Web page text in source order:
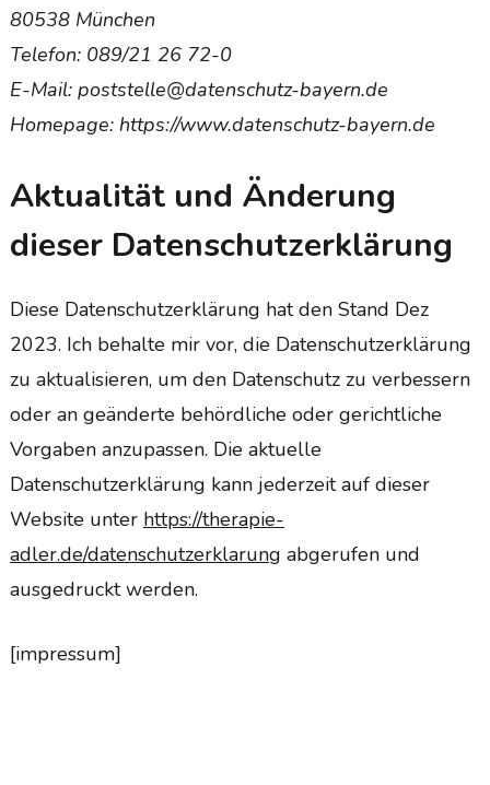
80538 München
Telefon: 089/21 26 72-0
E-Mail: poststelle@datenschutz-bayern.de
Homepage: https://www.datenschutz-bayern.de
Aktualität und Änderung
dieser Datenschutzerklärung
Diese Datenschutzerklärung hat den Stand Dez
2023. Ich behalte mir vor, die Datenschutzerklärung
zu aktualisieren, um den Datenschutz zu verbessern
oder an geänderte behördliche oder gerichtliche
Vorgaben anzupassen. Die aktuelle
Datenschutzerklärung kann jederzeit auf dieser
Website unter https://therapie-
adler.de/datenschutzerklarung abgerufen und
ausgedruckt werden.
[impressum]